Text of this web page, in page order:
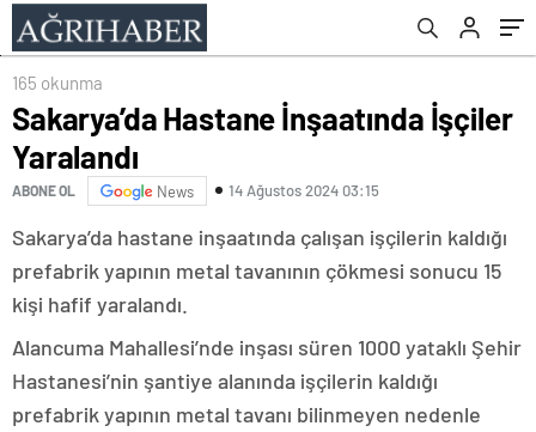
165 okunma
Sakarya’da Hastane İnşaatında İşçiler
Yaralandı
ABONE OL News 14 Ağustos 2024 03:15
Sakarya’da hastane inşaatında çalışan işçilerin kaldığı
prefabrik yapının metal tavanının çökmesi sonucu 15
kişi hafif yaralandı.
Alancuma Mahallesi’nde inşası süren 1000 yataklı Şehir
Hastanesi’nin şantiye alanında işçilerin kaldığı
prefabrik yapının metal tavanı bilinmeyen nedenle